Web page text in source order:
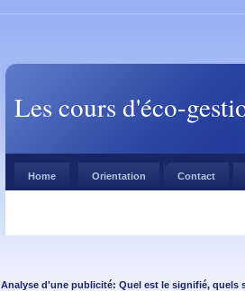
Les cours d'éco-
Home Orientation Contact
Analyse d'une publicité: Quel est le signifié, quels